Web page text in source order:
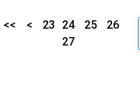
<< < 23 24 25
26
27